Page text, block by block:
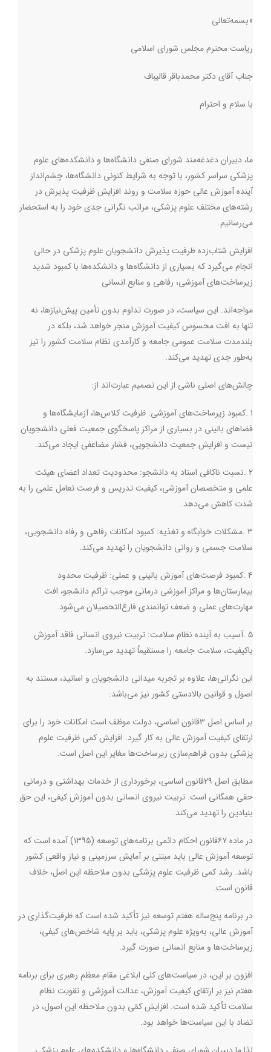
«بسمه‌تعالی
ریاست محترم مجلس شورای اسلامی
جناب آقای دکتر محمدباقر قالیباف
با سلام و احترام
ما، دبیران دغدغه‌مند شورای صنفی دانشگاه‌ها و دانشکده‌های علوم
پزشکی سراسر کشور، با توجه به شرایط کنونی دانشگاه‌ها، چشم‌انداز
آینده آموزش عالی حوزه سلامت و روند افزایش ظرفیت پذیرش در
رشته‌های مختلف علوم پزشکی، مراتب نگرانی جدی خود را به استحضار
می‌رسانیم.
افزایش شتاب‌زده ظرفیت پذیرش دانشجویان علوم پزشکی در حالی
انجام می‌گیرد که بسیاری از دانشگاه‌ها و دانشکده‌ها با کمبود شدید
زیرساخت‌های آموزشی، رفاهی و منابع انسانی
مواجه‌اند. این سیاست، در صورت تداوم بدون تأمین پیش‌نیازها، نه
تنها به افت محسوس کیفیت آموزش منجر خواهد شد، بلکه در
بلندمدت سلامت عمومی جامعه و کارآمدی نظام سلامت کشور را نیز
به‌طور جدی تهدید می‌کند.
چالش‌های اصلی ناشی از این تصمیم عبارت‌اند از:
۱ .کمبود زیرساخت‌های آموزشی: ظرفیت کلاس‌ها، آزمایشگاه‌ها و
فضاهای بالینی در بسیاری از مراکز پاسخگوی جمعیت فعلی دانشجویان
نیست و افزایش جمعیت دانشجویی، فشار مضاعفی ایجاد می‌کند.
۲ .نسبت ناکافی استاد به دانشجو: محدودیت تعداد اعضای هیئت
علمی و متخصصان آموزشی، کیفیت تدریس و فرصت تعامل علمی را به
شدت کاهش می‌دهد.
۳ .مشکلات خوابگاه و تغذیه: کمبود امکانات رفاهی و رفاه دانشجویی،
سلامت جسمی و روانی دانشجویان را تهدید می‌کند.
۴ .کمبود فرصت‌های آموزش بالینی و عملی: ظرفیت محدود
بیمارستان‌ها و مراکز آموزشی درمانی موجب تراکم دانشجو، افت
مهارت‌های عملی و ضعف توانمندی فارغ‌التحصیلان می‌شود.
۵ .آسیب به آینده نظام سلامت: تربیت نیروی انسانی فاقد آموزش
باکیفیت، سلامت جامعه را مستقیماً تهدید می‌سازد.
این نگرانی‌ها، علاوه بر تجربه میدانی دانشجویان و اساتید، مستند به
اصول و قوانین بالادستی کشور نیز می‌باشد:
بر اساس اصل ۳قانون اساسی، دولت موظف است امکانات خود را برای
ارتقای کیفیت آموزش عالی به کار گیرد. افزایش کمی ظرفیت علوم
پزشکی بدون فراهم‌سازی زیرساخت‌ها مغایر این اصل است.
مطابق اصل ۲۹قانون اساسی، برخورداری از خدمات بهداشتی و درمانی
حقی همگانی است. تربیت نیروی انسانی بدون آموزش کیفی، این حق
بنیادین را تهدید می‌کند.
در ماده ۶۷قانون احکام دائمی برنامه‌های توسعه (۱۳۹۵) آمده است که
توسعه آموزش عالی باید مبتنی بر آمایش سرزمینی و نیاز واقعی کشور
باشد. رشد کمی ظرفیت علوم پزشکی بدون ملاحظه این اصل، خلاف
قانون است.
در برنامه پنج‌ساله هفتم توسعه نیز تأکید شده است که ظرفیت‌گذاری در
آموزش عالی، به‌ویژه علوم پزشکی، باید بر پایه شاخص‌های کیفی،
زیرساخت‌ها و منابع انسانی صورت گیرد.
افزون بر این، در سیاست‌های کلی ابلاغی مقام معظم رهبری برای برنامه
هفتم نیز بر ارتقای کیفیت آموزش، عدالت آموزشی و تقویت نظام
سلامت تأکید شده است. افزایش کمّی بدون ملاحظه این اصول، در
تضاد با این سیاست‌ها خواهد بود.